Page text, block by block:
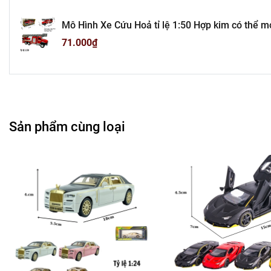
Liên hệ :
Bán
Rất mong hợp tác
Mô Hình Xe Cứu Hoả tỉ lệ 1:50 Hợp kim có thể
cao 7cm - nặng : 200gram - FULL BOX : box
71.000₫
Sản phẩm cùng loại